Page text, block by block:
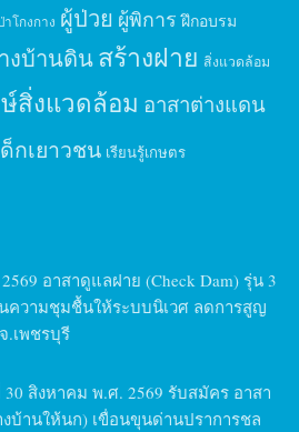
โกงกาง ผู้ป่วย ผู้พิการ ฝึกอบรม
งบ้านดินสร้างฝาย สิ่งแวดล้อม
สิ่งแวดล้อม อาสาต่างแดน
ด็กเยาวชน เรียนรู้เกษตร
อาสาดูแลฝาย (Check Dam) รุ่น 3
วามชุมชื้นให้ระบบนิเวศ ลดการสูญ
.เพชรบุรี
สิงหาคม พ.ศ. 2569 รับสมัคร อาสา
บ้านให้นก) เขื่อนขุนด่านปราการชล